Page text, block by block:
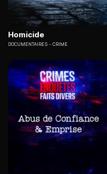
Homicide
DOCUMENTAIRES CRIME